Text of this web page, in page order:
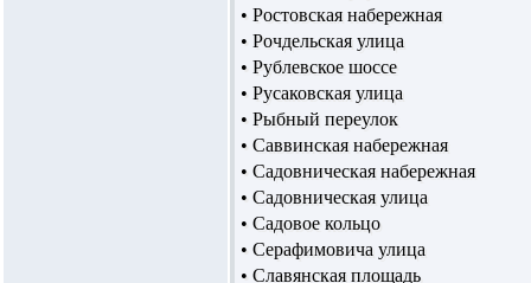
• Ростовская набережная
• Рочдельская улица
• Рублевское шоссе
• Русаковская улица
• Рыбный переулок
• Саввинская набережная
• Садовническая набережная
• Садовническая улица
• Садовое кольцо
• Серафимовича улица
• Славянская площадь